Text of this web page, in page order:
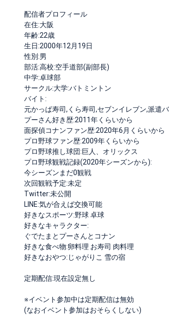
配信者プロフィール
在住:大阪
年齢:22歳
生日:2000年12月19日
性別:男
部活:高校:空手道部(副部長)
中学:卓球部
サークル:大学:バトミントン
バイト:
元かっぱ寿司,くら寿司,セブンイレブン,派遣
プーさん好き歴:2011年くらいから
面探偵コナンファン歴:2020年6月くらいから
プロ野球ファン歴:2009年くらいから
プロ野球推し球団:巨人、オリックス
プロ野球観戦記録(2020年シーズンから):
今シーズンまだ0観戦
次回観戦予定:未定
Twitter:未公開
LINE:気が合えば交換可能
好きなスポーツ:野球 卓球
好きなキャラクター:
ぐでたまとプーさんとコナン
好きな食べ物:卵料理 お寿司 肉料理
好きなおやつ:じゃがりこ 雪の宿
定期配信:現在設定無し
※イベント参加中は定期配信は無効
(なおイベント参加はおそらくしない)